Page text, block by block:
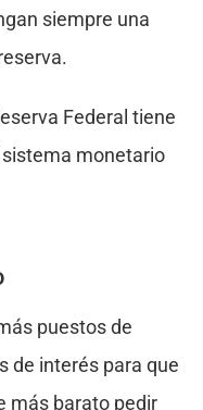
siempre una
Federal tiene
monetario
puestos de
de interés para que
más barato pedir